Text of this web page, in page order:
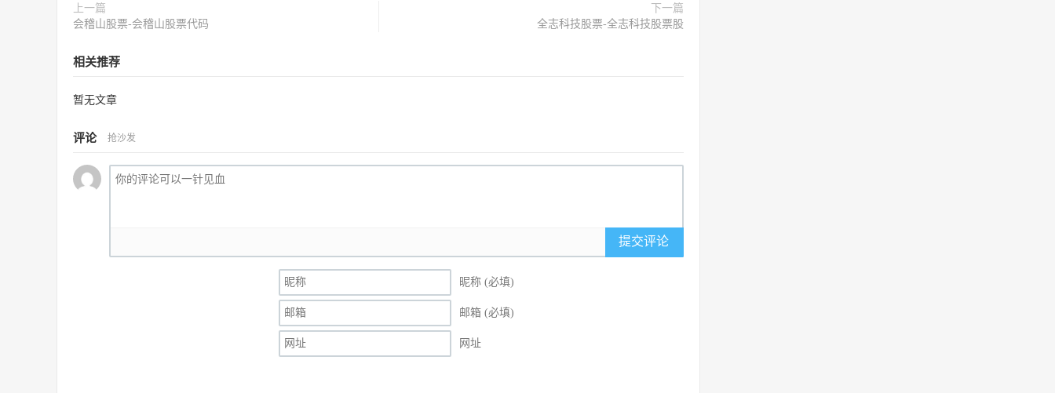
上一篇
会稽山股票-会稽山股票代码
下一篇
全志科技股票-全志科技股票股
相关推荐
暂无文章
评论 抢沙发
提交评论
昵称 (必填)
邮箱 (必填)
网址